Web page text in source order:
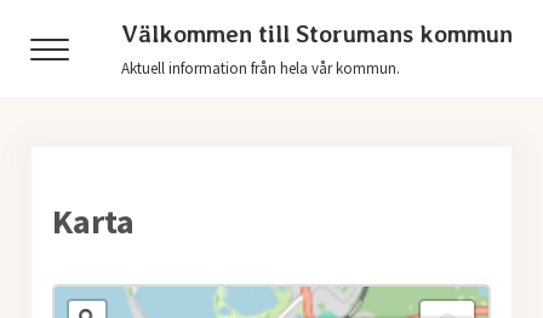
Menu
Välkommen till Storumans kommun
Aktuell information från hela vår kommun.
Karta